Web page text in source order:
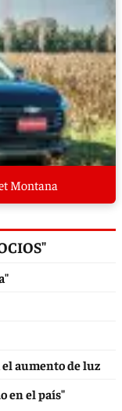
Montana
aumento de luz
en el país"